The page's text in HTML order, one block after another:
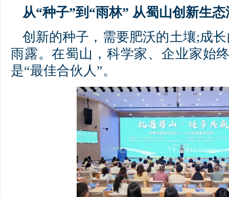
从“种子”到“雨林” 从蜀山创新生
创新的种子，需要肥沃的土壤;成
雨露。在蜀山，科学家、企业家始
是“最佳合伙人”。